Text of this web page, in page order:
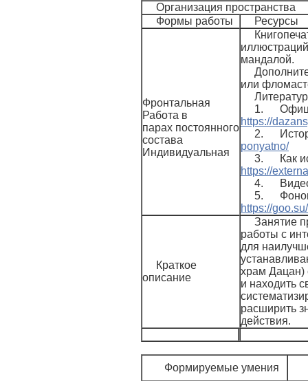
Организация пространства
Формы работы
Ресурсы
Фронтальная
Работа в
парах постоянного
состава
Индивидуальная
мандалой.
или
1.
https://
2.
ponyatno/
3. Как
https://
4.
5.
https://
Краткое
описание
Занятие
работы с
для
храм Дацан)
и находить
расширить
действия.
Формируемые умения